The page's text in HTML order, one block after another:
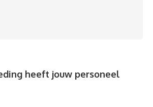
heeft jouw personeel